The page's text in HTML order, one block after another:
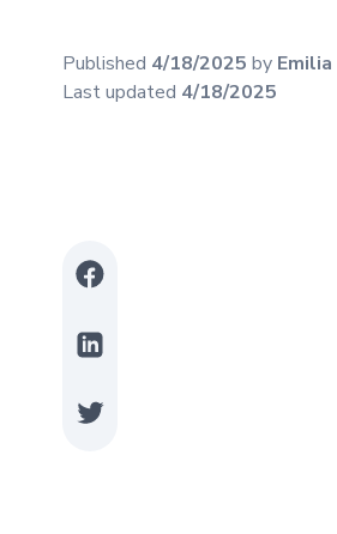
Published 4/18/2025 by Emilia
Last updated 4/18/2025